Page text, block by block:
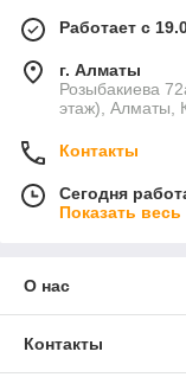
Работает с
г. Алматы
Розыбакиева
этаж), Алматы,
Контакты
Сегодня
Показать
О нас
Контакты